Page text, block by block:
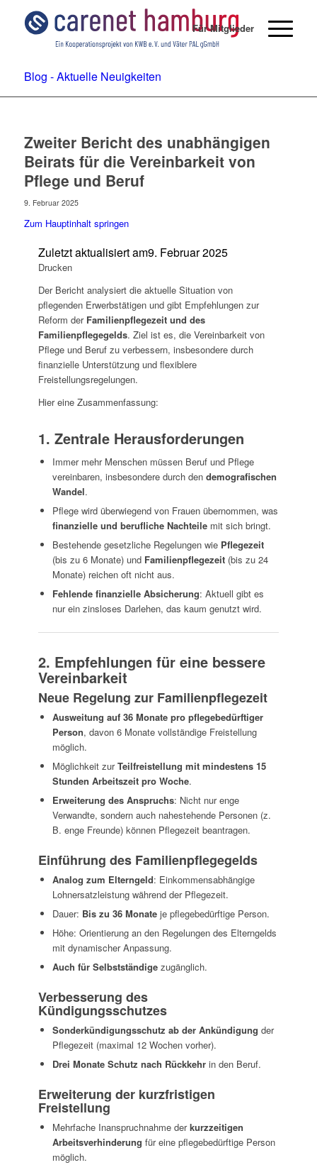
Für Mitglieder
Blog - Aktuelle Neuigkeiten
Zweiter Bericht des unabhängigen
Beirats für die Vereinbarkeit von
Pflege und Beruf
9. Februar 2025
Zum Hauptinhalt springen
Zuletzt aktualisiert am9. Februar 2025
Drucken
Der Bericht analysiert die aktuelle Situation von
pflegenden Erwerbstätigen und gibt Empfehlungen zur
Reform der Familienpflegezeit und des
Familienpflegegelds. Ziel ist es, die Vereinbarkeit von
Pflege und Beruf zu verbessern, insbesondere durch
finanzielle Unterstützung und flexiblere
Freistellungsregelungen.
Hier eine Zusammenfassung:
1. Zentrale Herausforderungen
Immer mehr Menschen müssen Beruf und Pflege
vereinbaren, insbesondere durch den demografischen
Wandel.
Pflege wird überwiegend von Frauen übernommen, was
finanzielle und berufliche Nachteilemit sich bringt.
Bestehende gesetzliche Regelungen wie Pflegezeit
(bis zu 6 Monate) und Familienpflegezeit(bis zu 24
Monate) reichen oft nicht aus.
Fehlende finanzielle Absicherung: Aktuell gibt es
nur ein zinsloses Darlehen, das kaum genutzt wird.
2. Empfehlungen für eine bessere
Vereinbarkeit
Neue Regelung zur Familienpflegezeit
Ausweitung auf 36 Monate pro pflegebedürftiger
Person, davon 6 Monate vollständige Freistellung
möglich.
Möglichkeit zurTeilfreistellung mit mindestens 15
Stunden Arbeitszeit pro Woche.
Erweiterung des Anspruchs: Nicht nur enge
Verwandte, sondern auch nahestehende Personen (z.
B. enge Freunde) können Pflegezeit beantragen.
Einführung des Familienpflegegelds
Analog zum Elterngeld: Einkommensabhängige
Lohnersatzleistung während der Pflegezeit.
Dauer: Bis zu 36 Monateje pflegebedürftige Person.
Höhe: Orientierung an den Regelungen des Elterngelds
mit dynamischer Anpassung.
Auch für Selbstständigezugänglich.
Verbesserung des
Kündigungsschutzes
Sonderkündigungsschutz ab der Ankündigung der
Pflegezeit (maximal 12 Wochen vorher).
Drei Monate Schutz nach Rückkehrin den Beruf.
Erweiterung der kurzfristigen
Freistellung
Mehrfache Inanspruchnahme derkurzzeitigen
Arbeitsverhinderung für eine pflegebedürftige Person
möglich.